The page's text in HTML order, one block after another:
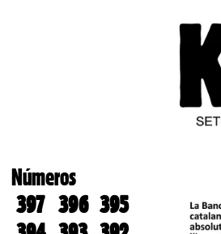
Números
397 396 395